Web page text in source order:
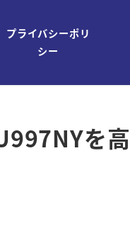
プライバシーポリ
シー
を